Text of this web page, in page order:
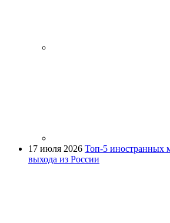
17 июля 2026 Топ-5 иностранных
выхода из России